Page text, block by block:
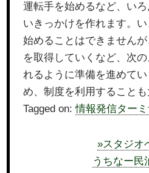
運転手を始めるなど、い
いきっかけを作れます。
始めることはできません
を取得していくなど、次
れるように準備を進めて
め、制度を利用することも
Tagged on:情報発信ター
»スタジオ
うちなー民